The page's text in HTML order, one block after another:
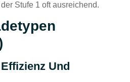
Stufe 1 oft ausreichend.
Und